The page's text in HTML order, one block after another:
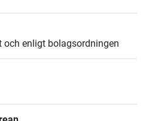
och enligt bolagsordningen